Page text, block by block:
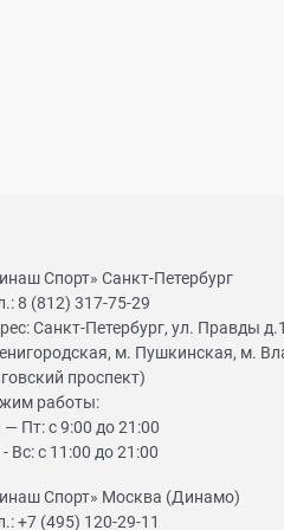
Спорт» Санкт-Петербург
8 (812) 317-75-29
Санкт-Петербург, ул. Правды
м. Пушкинская, м.
проспект)
работы:
— Пт: с 9:00 до 21:00
Вс: с 11:00 до 21:00
Спорт» Москва (Динамо)
+7 (495) 120-29-11